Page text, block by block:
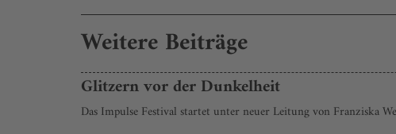
Weitere Beiträge
Glitzern vor der Dunkelheit
Das Impulse Festival startet unter neuer Leitung von Franziska